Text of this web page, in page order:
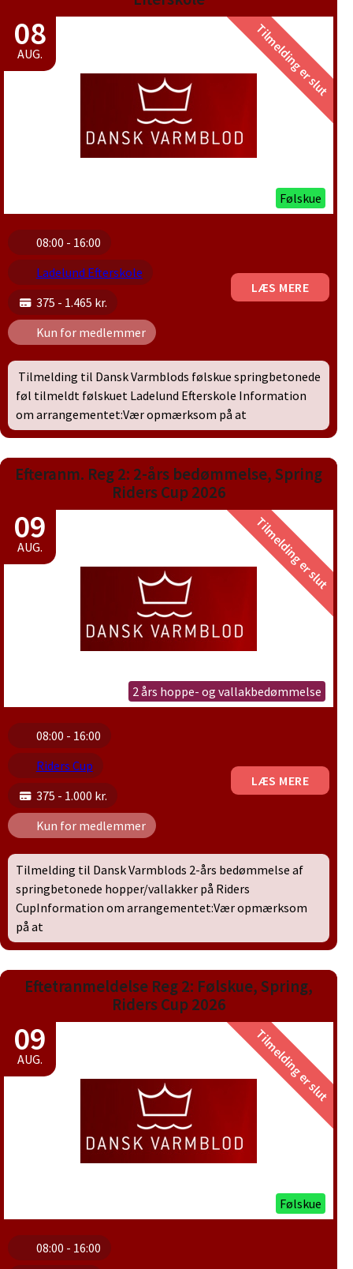
08
AUG. Tilmelding er slut
Følskue
08:00 - 16:00
Ladelund Efterskole
375 - 1.465 kr.
Kun for medlemmer
LÆS MERE
Tilmelding til Dansk Varmblods følskue springbetonede
føl tilmeldt følskuet Ladelund Efterskole Information
om arrangementet:Vær opmærksom på at
Efteranm. Reg 2: 2-års bedømmelse, Spring
Riders Cup 2026
09
AUG. Tilmelding er slut
2 års hoppe- og vallakbedømmelse
08:00 - 16:00
Riders Cup
375 - 1.000 kr.
Kun for medlemmer
LÆS MERE
Tilmelding til Dansk Varmblods 2-års bedømmelse af
springbetonede hopper/vallakker på Riders
CupInformation om arrangementet:Vær opmærksom
på at
Eftetranmeldelse Reg 2: Følskue, Spring,
Riders Cup 2026
09
AUG. Tilmelding er slut
Følskue
08:00 - 16:00